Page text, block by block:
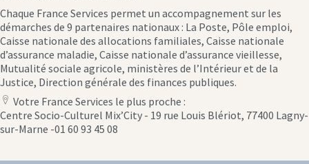
Chaque France Services permet un accompagnement sur les
démarches de 9 partenaires nationaux : La Poste, Pôle emploi,
Caisse nationale des allocations familiales, Caisse nationale
d’assurance maladie, Caisse nationale d’assurance vieillesse,
Mutualité sociale agricole, ministères de l’Intérieur et de la
Justice, Direction générale des finances publiques.
location
icon
Votre France Services le plus proche :
Centre Socio-Culturel Mix’City - 19 rue Louis Blériot, 77400 Lagny-
sur-Marne -01 60 93 45 08